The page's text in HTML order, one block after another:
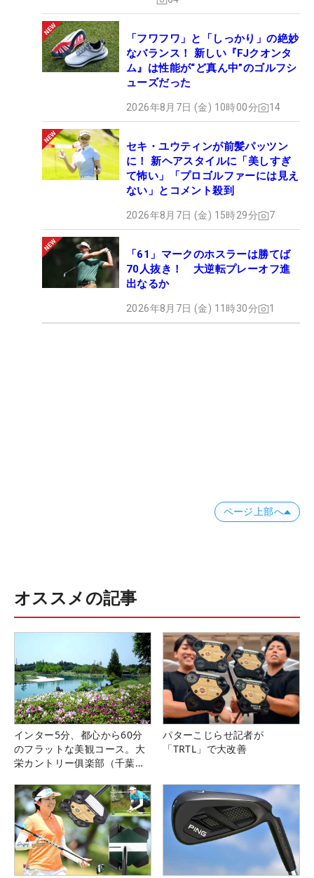
「フワフワ」と「しっかり」の絶妙
なバランス！ 新しい『FJクオンタ
ム』は性能が“ど真ん中”のゴルフシ
ューズだった
2026年8月7日 (金) 10時00分 14
セキ・ユウティンが前髪パッツン
に！ 新ヘアスタイルに「美しすぎ
て怖い」「プロゴルファーには見え
ない」とコメント殺到
2026年8月7日 (金) 15時29分 7
「61」マークのホスラーは勝てば
70人抜き！ 大逆転プレーオフ進
出なるか
2026年8月7日 (金) 11時30分 1
ページ上部へ
オススメの記事
インター5分、都心から60分
のフラットな美観コース。大
栄カントリー俱楽部（千葉
パターこじらせ記者が
「TRTL」で大改善